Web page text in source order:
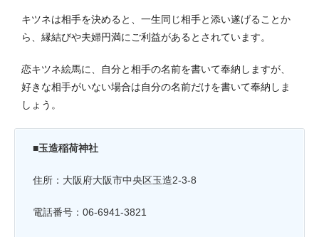
キツネは相手を決めると、一生同じ相手と添い遂げることか
ら、縁結びや夫婦円満にご利益があるとされています。
恋キツネ絵馬に、自分と相手の名前を書いて奉納しますが、
好きな相手がいない場合は自分の名前だけを書いて奉納しま
しょう。
■玉造稲荷神社
住所：大阪府大阪市中央区玉造2-3-8
電話番号：06-6941-3821